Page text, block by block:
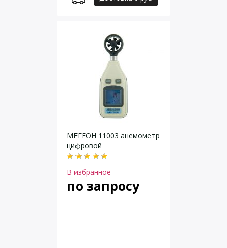
МЕГЕОН 11003 анемометр
цифровой
В избранное
по запросу